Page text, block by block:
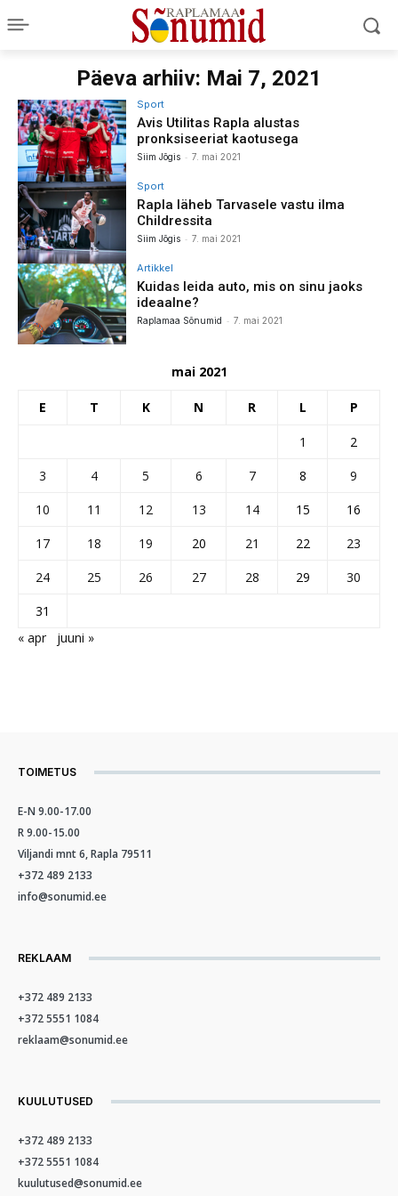
Päeva arhiiv: Mai 7, 2021
Sport
Avis Utilitas Rapla alustas
pronksiseeriat kaotusega
Siim Jõgis - 7. mai 2021
Sport
Rapla läheb Tarvasele vastu ilma
Childressita
Siim Jõgis - 7. mai 2021
Artikkel
Kuidas leida auto, mis on sinu jaoks
ideaalne?
Raplamaa Sõnumid - 7. mai 2021
mai 2021
E T K N R L P
1
2
3
4 5 6 7 8
9
10
11 12 13 14 15
16
17
18 19 20 21 22
23
24
25 26 27 28 29
30
31
« apr
juuni »
TOIMETUS
E-N 9.00-17.00
R 9.00-15.00
Viljandi mnt 6, Rapla 79511
+372 489 2133
info@sonumid.ee
REKLAAM
+372 489 2133
+372 5551 1084
reklaam@sonumid.ee
KUULUTUSED
+372 489 2133
+372 5551 1084
kuulutused@sonumid.ee